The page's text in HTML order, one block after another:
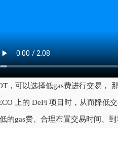
，可以选择低gas费进行交易，
上的 DeFi 项目时，从而降低
的gas费、合理布置交易时间、